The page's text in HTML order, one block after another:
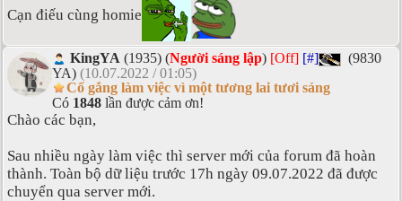
Cạn điếu cùng homie
KingYA (1935) (Người sáng lập) [Off] [#]
(9830
YA) (10.07.2022 / 01:05)
Cố gắng làm việc vì một tương lai tươi sáng
Có 1848 lần được cảm ơn!
Chào các bạn,
Sau nhiều ngày làm việc thì server mới của forum đã hoàn
thành. Toàn bộ dữ liệu trước 17h ngày 09.07.2022 đã được
chuyển qua server mới.